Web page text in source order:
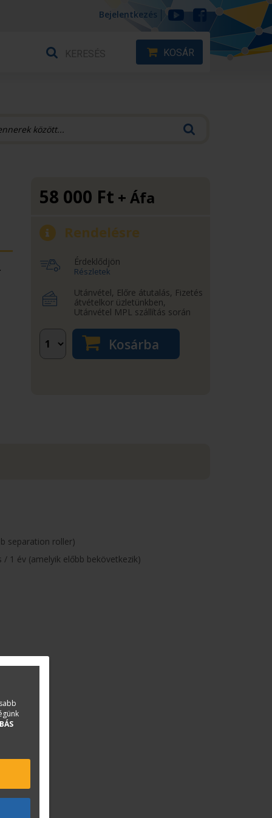
Bejelentkezés
KOSÁR
58 000 Ft + Áfa
Rendelésre
Érdeklődjön
Részletek
Utánvétel, Előre átutalás, Fizetés
átvételkor üzletünkben,
Utánvétel MPL szállítás során
Kosárba
separation roller)
1 év (amelyik előbb bekövetkezik)